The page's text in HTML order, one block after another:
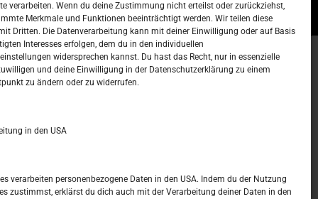
verarbeiten. Wenn du deine Zustimmung nicht erteilst oder zurückziehst,
Merkmale und Funktionen beeinträchtigt werden. Wir teilen diese
Dritten. Die Datenverarbeitung kann mit deiner Einwilligung oder auf Basis
Interesses erfolgen, dem du in den individuellen
widersprechen kannst. Du hast das Recht, nur in essenzielle
und deine Einwilligung in der Datenschutzerklärung zu einem
zu ändern oder zu widerrufen.
in den USA
verarbeiten personenbezogene Daten in den USA. Indem du der Nutzung
zustimmst, erklärst du dich auch mit der Verarbeitung deiner Daten in den
–
Kalendar
4 5 6 7 8 9 10